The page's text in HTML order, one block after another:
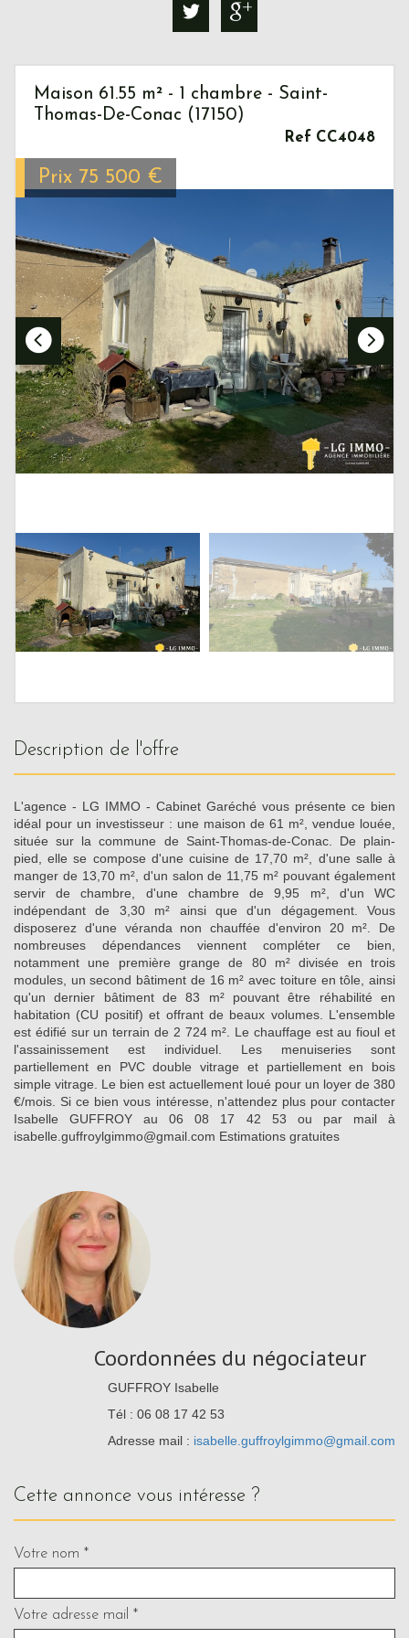
Maison 61.55 m² - 1 chambre - Saint-
Thomas-De-Conac (17150)
Ref CC4048
Prix 75 500 €
description de l'offre
L'agence - LG IMMO - Cabinet Garéché vous présente ce bien
idéal pour un investisseur : une maison de 61 m², vendue louée,
située sur la commune de Saint-Thomas-de-Conac. De plain-
pied, elle se compose d'une cuisine de 17,70 m², d'une salle à
manger de 13,70 m², d'un salon de 11,75 m² pouvant également
servir de chambre, d'une chambre de 9,95 m², d'un WC
indépendant de 3,30 m² ainsi que d'un dégagement. Vous
disposerez d'une véranda non chauffée d'environ 20 m². De
nombreuses dépendances viennent compléter ce bien,
notamment une première grange de 80 m² divisée en trois
modules, un second bâtiment de 16 m² avec toiture en tôle, ainsi
qu'un dernier bâtiment de 83 m² pouvant être réhabilité en
habitation (CU positif) et offrant de beaux volumes. L'ensemble
est édifié sur un terrain de 2 724 m². Le chauffage est au fioul et
l'assainissement est individuel. Les menuiseries sont
partiellement en PVC double vitrage et partiellement en bois
simple vitrage. Le bien est actuellement loué pour un loyer de 380
€/mois. Si ce bien vous intéresse, n'attendez plus pour contacter
Isabelle GUFFROY au 06 08 17 42 53 ou par mail à
isabelle.guffroylgimmo@gmail.com Estimations gratuites
Coordonnées du négociateur
GUFFROY Isabelle
Tél : 06 08 17 42 53
Adresse mail : isabelle.guffroylgimmo@gmail.com
cette annonce vous intéresse ?
Votre nom *
Votre adresse mail *